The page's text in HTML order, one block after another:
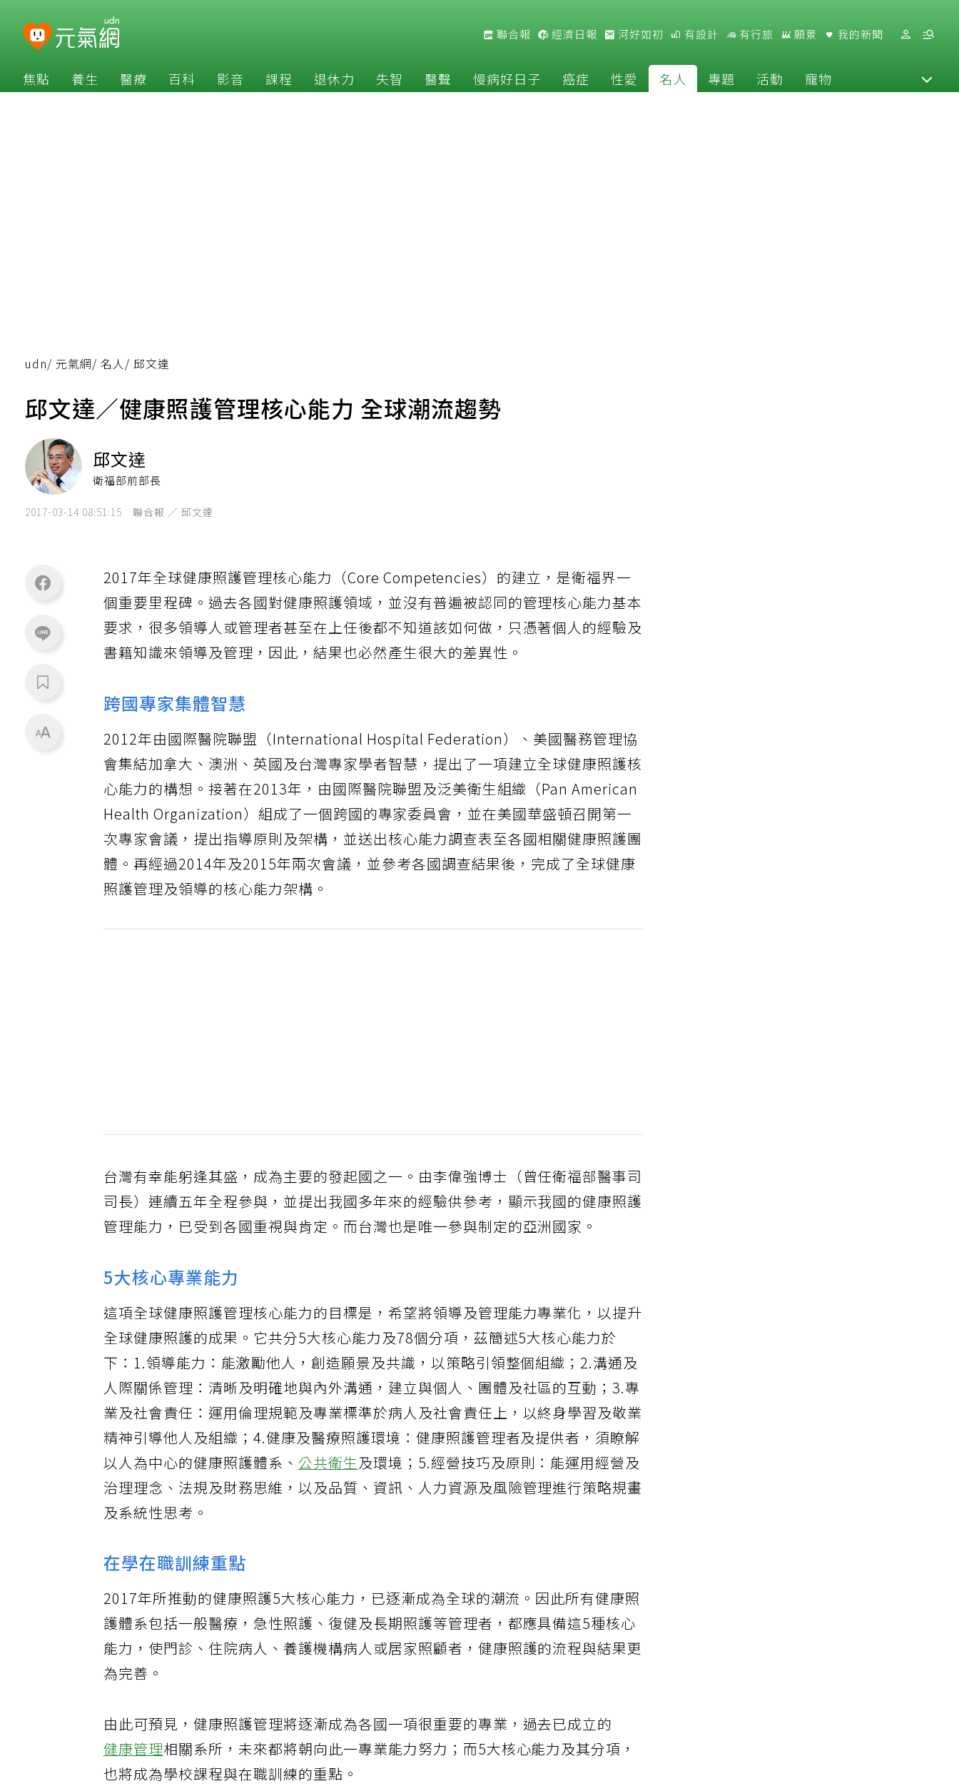
聯合報 經濟日報 河好如初 有設計 有行旅 願景 我的新聞
焦點 養生 醫療 百科 影音 課程 退休力 失智 醫聲 慢病好日子 癌症 性愛 名人 專題 活動 寵物
udn/ 元氣網/ 名人/ 邱文達
邱文達／健康照護管理核心能力 全球潮流趨勢
邱文達
衛福部前部長
2017-03-14 08:51:15 聯合報 ／ 邱文達
2017年全球健康照護管理核心能力（Core Competencies）的建立，是衛福界一
個重要里程碑。過去各國對健康照護領域，並沒有普遍被認同的管理核心能力基本
要求，很多領導人或管理者甚至在上任後都不知道該如何做，只憑著個人的經驗及
書籍知識來領導及管理，因此，結果也必然產生很大的差異性。
跨國專家集體智慧
2012年由國際醫院聯盟（International Hospital Federation）、美國醫務管理協
會集結加拿大、澳洲、英國及台灣專家學者智慧，提出了一項建立全球健康照護核
心能力的構想。接著在2013年，由國際醫院聯盟及泛美衛生組織（Pan American
Health Organization）組成了一個跨國的專家委員會，並在美國華盛頓召開第一
次專家會議，提出指導原則及架構，並送出核心能力調查表至各國相關健康照護團
體。再經過2014年及2015年兩次會議，並參考各國調查結果後，完成了全球健康
照護管理及領導的核心能力架構。
台灣有幸能躬逢其盛，成為主要的發起國之一。由李偉強博士（曾任衛福部醫事司
司長）連續五年全程參與，並提出我國多年來的經驗供參考，顯示我國的健康照護
管理能力，已受到各國重視與肯定。而台灣也是唯一參與制定的亞洲國家。
5大核心專業能力
這項全球健康照護管理核心能力的目標是，希望將領導及管理能力專業化，以提升
全球健康照護的成果。它共分5大核心能力及78個分項，茲簡述5大核心能力於
下：1.領導能力：能激勵他人，創造願景及共識，以策略引領整個組織；2.溝通及
人際關係管理：清晰及明確地與內外溝通，建立與個人、團體及社區的互動；3.專
業及社會責任：運用倫理規範及專業標準於病人及社會責任上，以終身學習及敬業
精神引導他人及組織；4.健康及醫療照護環境：健康照護管理者及提供者，須瞭解
以人為中心的健康照護體系、公共衛生及環境；5.經營技巧及原則：能運用經營及
治理理念、法規及財務思維，以及品質、資訊、人力資源及風險管理進行策略規畫
及系統性思考。
在學在職訓練重點
2017年所推動的健康照護5大核心能力，已逐漸成為全球的潮流。因此所有健康照
護體系包括一般醫療，急性照護、復健及長期照護等管理者，都應具備這5種核心
能力，使門診、住院病人、養護機構病人或居家照顧者，健康照護的流程與結果更
為完善。
由此可預見，健康照護管理將逐漸成為各國一項很重要的專業，過去已成立的
健康管理相關系所，未來都將朝向此一專業能力努力；而5大核心能力及其分項，